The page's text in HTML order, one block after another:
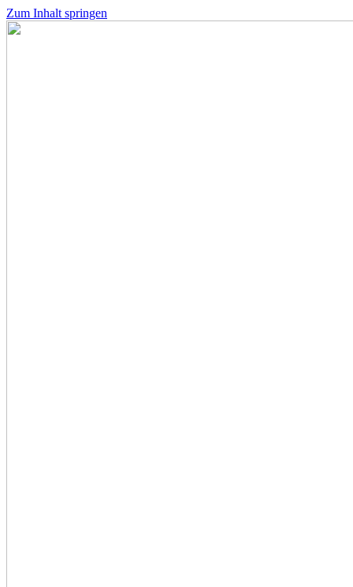
Zum Inhalt springen